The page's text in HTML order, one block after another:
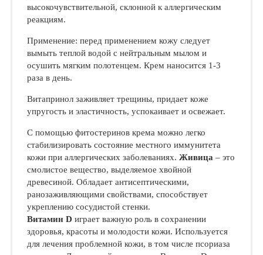
высокочувствительной, склонной к аллергическим
реакциям.
Применение: перед применением кожу следует
вымыть теплой водой с нейтральным мылом и
осушить мягким полотенцем. Крем наносится 1-3
раза в день.
Витапринол заживляет трещины, придает коже
упругость и эластичность, успокаивает и освежает.
С помощью фитостеринов крема можно легко
стабилизировать состояние местного иммунитета
кожи при аллергических заболеваниях. Живица –это
смолистое вещество, выделяемое хвойной
древесиной. Обладает антисептическими,
ранозаживляющими свойствами, способствует
укреплению сосудистой стенки.
Витамин D играет важную роль в сохранении
здоровья, красоты и молодости кожи. Используется
для лечения проблемной кожи, в том числе псориаза